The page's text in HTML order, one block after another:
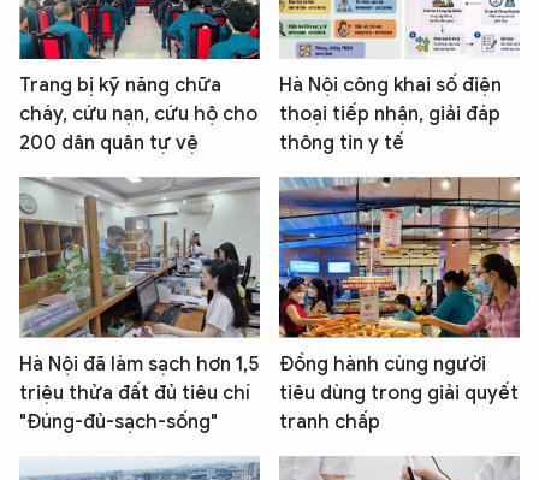
Trang bị kỹ năng chữa
cháy, cứu nạn, cứu hộ cho
200 dân quân tự vệ
Hà Nội công khai số điện
thoại tiếp nhận, giải đáp
thông tin y tế
Hà Nội đã làm sạch hơn 1,5
triệu thửa đất đủ tiêu chí
"Đúng-đủ-sạch-sống"
Đồng hành cùng người
tiêu dùng trong giải quyết
tranh chấp